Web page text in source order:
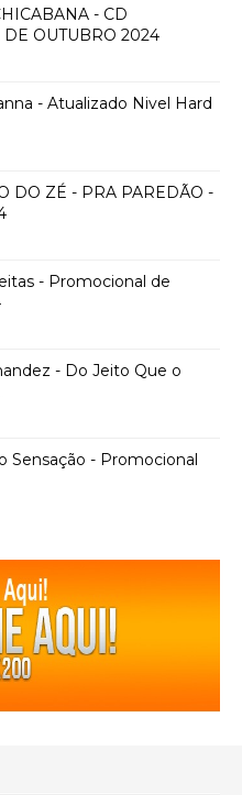
- CD
OUTUBRO 2024
- Atualizado Nivel Hard
DO ZÉ - PRA PAREDÃO -
- Promocional de
- Do Jeito Que o
Sensação - Promocional